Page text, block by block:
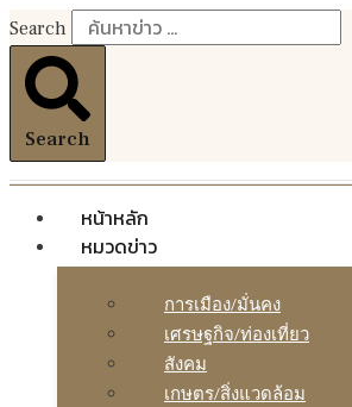
Search
Search
หน้าหลัก
หมวดข่าว
การเมือง/มั่นคง
เศรษฐกิจ/ท่องเที่ยว
สังคม
เกษตร/สิ่งแวดล้อม